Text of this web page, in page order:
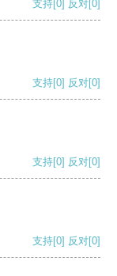
支持[0] 反对[0]
支持[0] 反对[0]
支持[0] 反对[0]
支持[0] 反对[0]